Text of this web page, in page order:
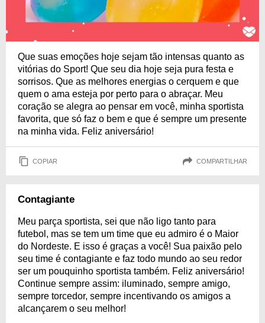
Que suas emoções hoje sejam tão intensas quanto as
vitórias do Sport! Que seu dia hoje seja pura festa e
sorrisos. Que as melhores energias o cerquem e que
quem o ama esteja por perto para o abraçar. Meu
coração se alegra ao pensar em você, minha sportista
favorita, que só faz o bem e que é sempre um presente
na minha vida. Feliz aniversário!
COPIAR COMPARTILHAR
Contagiante
Meu parça sportista, sei que não ligo tanto para
futebol, mas se tem um time que eu admiro é o Maior
do Nordeste. E isso é graças a você! Sua paixão pelo
seu time é contagiante e faz todo mundo ao seu redor
ser um pouquinho sportista também. Feliz aniversário!
Continue sempre assim: iluminado, sempre amigo,
sempre torcedor, sempre incentivando os amigos a
alcançarem o seu melhor!